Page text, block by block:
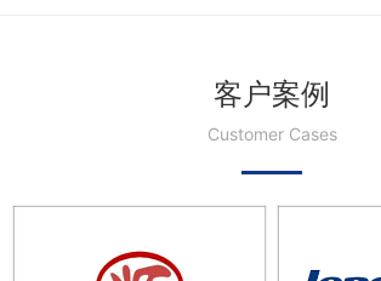
客户案例
Customer Cases